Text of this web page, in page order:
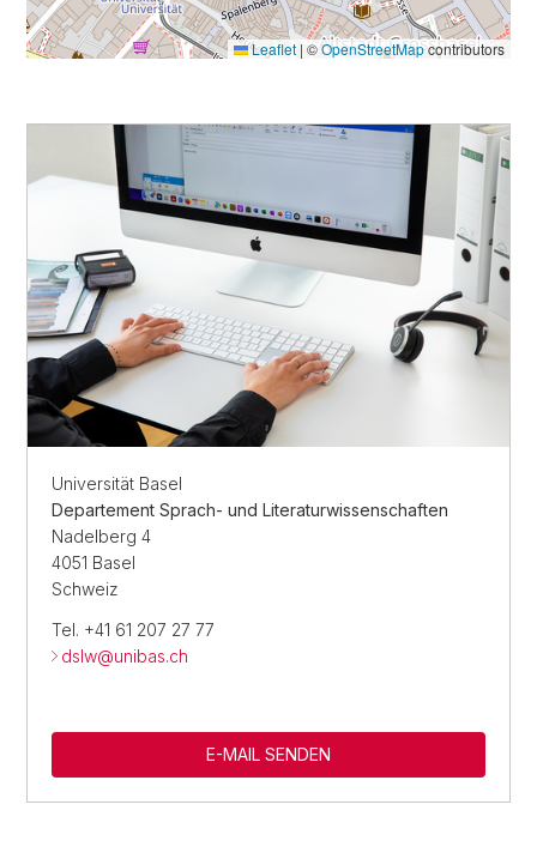
Leaflet | ©OpenStreetMapcontributors
Universität Basel
Departement Sprach- und Literaturwissenschaften
Nadelberg 4
4051 Basel
Schweiz
Tel. +41 61 207 27 77
dslw@unibas.ch
E-MAIL SENDEN